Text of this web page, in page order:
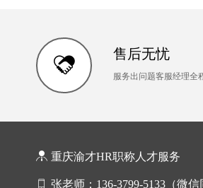
售后无忧
服务出问题客服经理全
重庆渝才HR职称人才服务
张老师：136-3799-5133（微信